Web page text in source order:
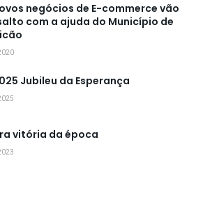
negócios de E-commerce vão
com a ajuda do Município de
Jubileu da Esperança
vitória da época